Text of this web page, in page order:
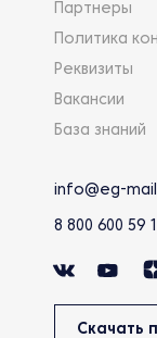
Партнеры
Политика
Реквизиты
Вакансии
База знаний
info@eg-
8 800 600 59
Скачать